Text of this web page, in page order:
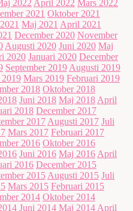
2022 April 2022 Mars 2022
2021 Oktober 2021
Maj 2021 April 2021
December 2020 November
Augusti 2020 Juni 2020 Maj
2020 Januari 2020 December
September 2019 Augusti 2019
Mars 2019 Februari 2019
2018 Oktober 2018
Juni 2018 Maj 2018 April
2018 December 2017
2017 Augusti 2017 Juli
Mars 2017 Februari 2017
2016 Oktober 2016
Juni 2016 Maj 2016 April
2016 December 2015
2015 Augusti 2015 Juli
Mars 2015 Februari 2015
2014 Oktober 2014
Juni 2014 Maj 2014 April